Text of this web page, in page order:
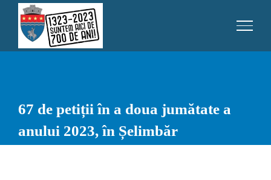
content
67 de petiții în a doua jumătate a
anului 2023, în Șelimbăr